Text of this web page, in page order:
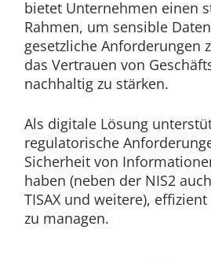
bietet Unternehmen einen
Rahmen, um sensible
gesetzliche Anforderungen
das Vertrauen von
nachhaltig zu stärken.
Als digitale Lösung
regulatorische
Sicherheit von
haben (neben der NIS2
TISAX und weitere),
zu managen.